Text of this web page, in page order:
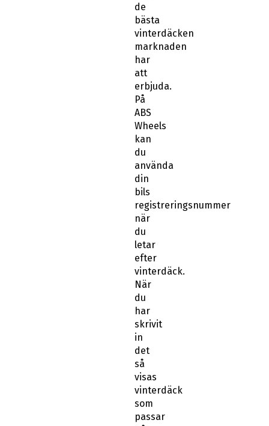
de
bästa
vinterdäcken
marknaden
har
att
erbjuda.
På
ABS
Wheels
kan
du
använda
din
bils
registreringsnummer
när
du
letar
efter
vinterdäck.
När
du
har
skrivit
in
det
så
visas
vinterdäck
som
passar